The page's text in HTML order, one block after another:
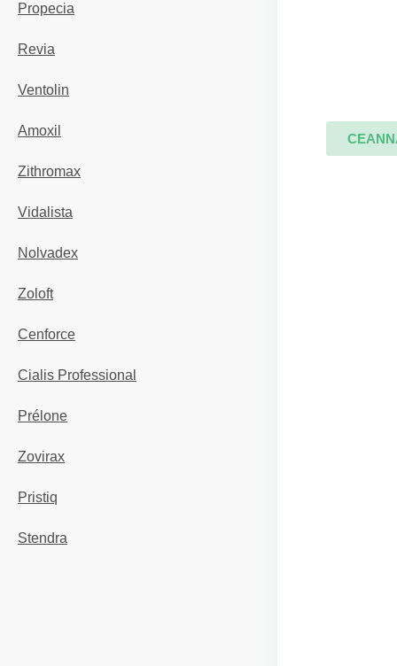
Propecia
Revia
Ventolin
Amoxil
Zithromax
Vidalista
Nolvadex
Zoloft
Cenforce
Cialis Professional
Prélone
Zovirax
Pristiq
Stendra